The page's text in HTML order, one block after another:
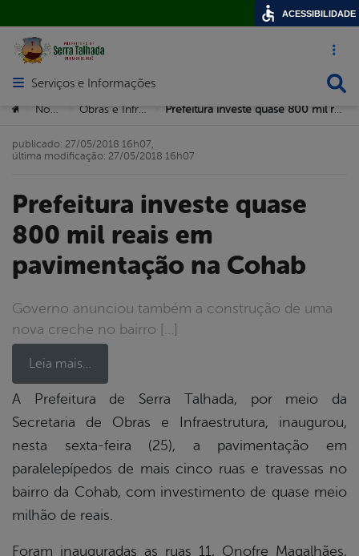
Acesso
Abrir menu principal de navegação
Serviços e Informações
Você está aqui:
> > Obras e Infrastrutura > Prefeitura investe quase 800 mil reais em pavimentação na Cohab
Prefeitura investe quase
800 mil reais em
pavimentação na Cohab
Governo anunciou também a construção de uma
nova creche no bairro […]
Leia mais…
publicado: 27/05/2018 16h07,
última modificação: 27/05/2018 16h07
A Prefeitura de Serra Talhada, por meio da
Secretaria de Obras e Infraestrutura, inaugurou,
nesta sexta-feira (25), a pavimentação em
paralelepípedos de mais cinco ruas e travessas no
bairro da Cohab, com investimento de quase meio
milhão de reais.
Foram inauguradas as ruas 11, Onofre Magalhães,
ACESSIBILIDADE